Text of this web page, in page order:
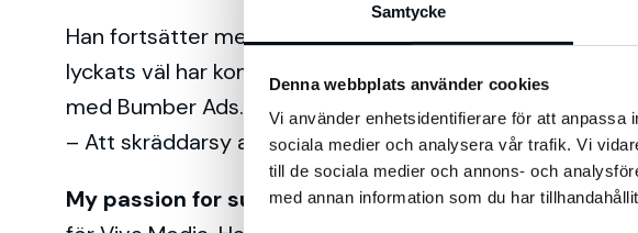
Samtycke
Denna webbplats använder cookies
Vi använder enhetsidentifierare för att anpassa
sociala medier och analysera vår trafik. Vi
till de sociala medier och annons- och
med annan information som du har
Han fortsätter med att gå igenom flera effektiva
lyckats väl har komponerat olika annonsformat för att
med Bumber Ads.
– Att skräddarsy annonser för olika målgrupper, trots
My passion for surfing was more than my fear of